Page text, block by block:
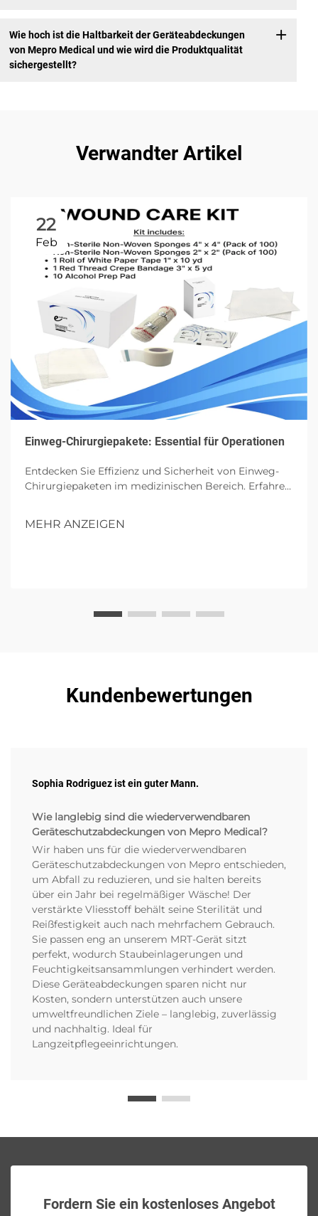
Wie hoch ist die Haltbarkeit der Geräteabdeckungen
von Mepro Medical und wie wird die Produktqualität
sichergestellt?
Verwandter Artikel
22
Feb
Einweg-Chirurgiepakete: Essential für Operationen
Entdecken Sie Effizienz und Sicherheit von Einweg-
Chirurgiepaketen im medizinischen Bereich. Erfahren
MEHR ANZEIGEN
Kundenbewertungen
Sophia Rodriguez ist ein guter Mann.
Wie langlebig sind die wiederverwendbaren
Geräteschutzabdeckungen von Mepro Medical?
Wir haben uns für die wiederverwendbaren
Geräteschutzabdeckungen von Mepro entschieden,
um Abfall zu reduzieren, und sie halten bereits
über ein Jahr bei regelmäßiger Wäsche! Der
verstärkte Vliesstoff behält seine Sterilität und
Reißfestigkeit auch nach mehrfachem Gebrauch.
Sie passen eng an unserem MRT-Gerät sitzt
perfekt, wodurch Staubeinlagerungen und
Feuchtigkeitsansammlungen verhindert werden.
Diese Geräteabdeckungen sparen nicht nur
Kosten, sondern unterstützen auch unsere
umweltfreundlichen Ziele – langlebig, zuverlässig
und nachhaltig. Ideal für
Langzeitpflegeeinrichtungen.
Fordern Sie ein kostenloses Angebot